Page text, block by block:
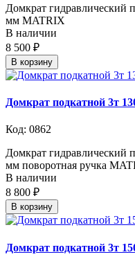
Домкрат гидравлический
мм MATRIX
В наличии
8 500 ₽
В корзину
Домкрат подкатной 3т
Код: 0862
Домкрат гидравлический
мм поворотная ручка
В наличии
8 800 ₽
В корзину
Домкрат подкатной 3т